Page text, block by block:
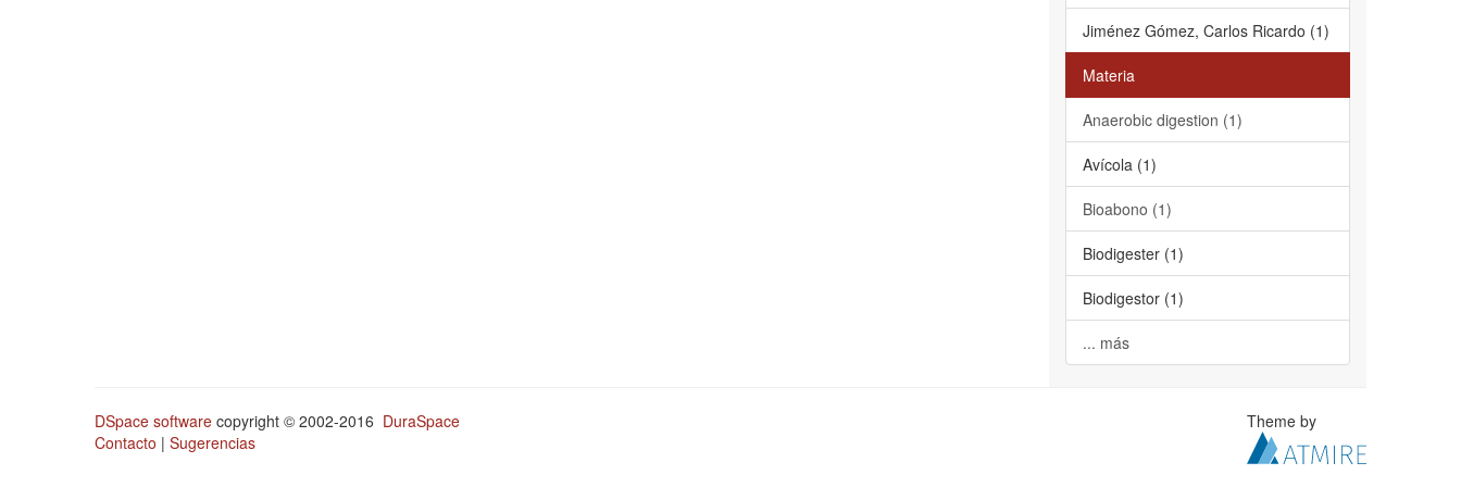
Jiménez Gómez, Carlos Ricardo (1)
Materia
Anaerobic digestion (1)
Avícola (1)
Bioabono (1)
Biodigester (1)
Biodigestor (1)
... más
DSpace software copyright © 2002-2016 DuraSpace
Contacto | Sugerencias
Theme by